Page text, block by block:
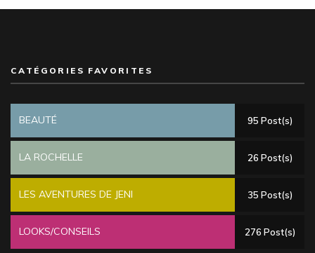
CATÉGORIES FAVORITES
BEAUTÉ 95 Post(s)
LA ROCHELLE 26 Post(s)
LES AVENTURES DE JENI 35 Post(s)
LOOKS/CONSEILS 276 Post(s)